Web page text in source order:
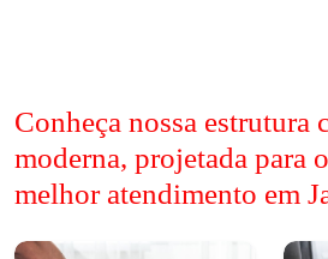
Conheça nossa estrutura
moderna, projetada para
melhor atendimento em